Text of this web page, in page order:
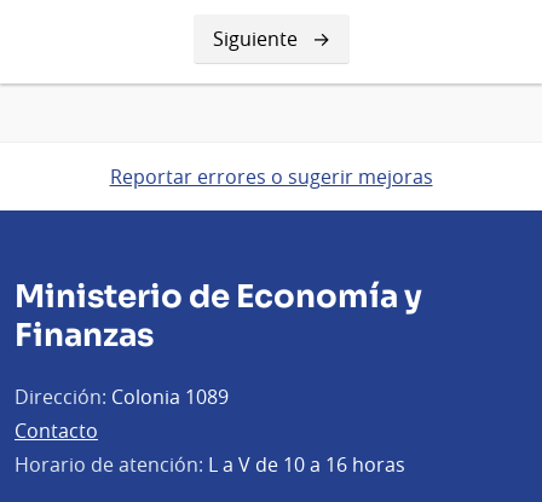
Siguiente
página
Siguiente
Reportar errores o sugerir mejoras
Ministerio de Economía y
Finanzas
Dirección: Colonia 1089
Contacto
Horario de atención: L a V de 10 a 16 horas